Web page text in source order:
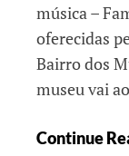
música –
oferecidas
Bairro dos
museu vai
Continue